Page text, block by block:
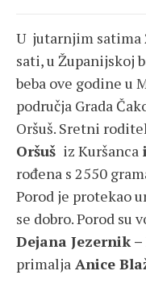
U jutarnjim satima
sati, u Županijskoj
beba ove godine u
područja Grada
Oršuš. Sretni
Oršuš iz Kuršanca
rođena s 2550
Porod je protekao
se dobro. Porod su
Dejana Jezernik
primalja Anice